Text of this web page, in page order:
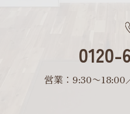
0120-
営業：9:30〜18:00